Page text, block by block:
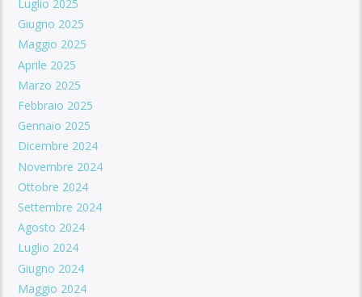
Luglio 2025
Giugno 2025
Maggio 2025
Aprile 2025
Marzo 2025
Febbraio 2025
Gennaio 2025
Dicembre 2024
Novembre 2024
Ottobre 2024
Settembre 2024
Agosto 2024
Luglio 2024
Giugno 2024
Maggio 2024